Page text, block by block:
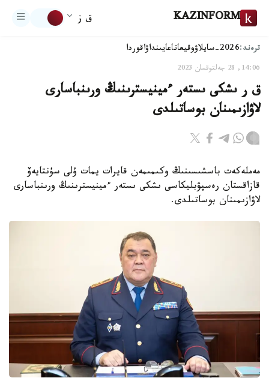
KAZINFORM ق ز
ترەند:2026-سايلاۋ وقيعاتاعايىنداۋاقوردا
14:06, 28 جەلتوقسان 2023
ق ر ىشكى ىستەر ءمينيسترىنىڭ ورىنباسارى
لاۋازىمىنان بوساتىلدى
مەملەكەت باسشىسىنىڭ وكىمىمەن قايرات يمات ۇلى سۇنتايەۆ
قازاقستان رەسپۋبليكاسى ىشكى ىستەر ءمينيسترىنىڭ ورىنباسارى
لاۋازىمىنان بوساتىلدى.